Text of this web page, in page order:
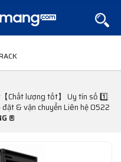
Chất lượng tốt】 Uy tín số 1️⃣
& vận chuyển Liên hệ 0522
®